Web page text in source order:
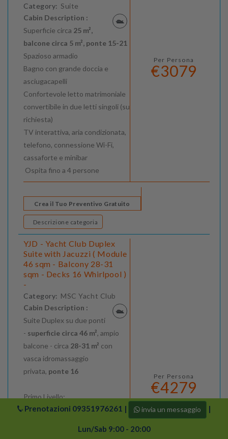
Category: Suite
Cabin Description :
Superficie circa 25 m²,
balcone circa 5 m², ponte 15-21
Spazioso armadio
Bagno con grande doccia e
asciugacapelli
Confortevole letto matrimoniale
convertibile in due letti singoli (su
richiesta)
TV interattiva, aria condizionata,
telefono, connessione Wi-Fi,
cassaforte e minibar
Ospita fino a 4 persone
Per Persona
€3079
Crea il Tuo Preventivo Gratuito
Descrizione categoria
YJD - Yacht Club Duplex
Suite with Jacuzzi ( Module
46 sqm - Balcony 28-31
sqm - Decks 16 Whirlpool )
-
Category: MSC Yacht Club
Cabin Description :
Suite Duplex su due ponti
- superficie circa 46 m², ampio
balcone - circa 28-31 m² con
vasca idromassaggio
privata, ponte 16
Primo Livello:
Area pranzo/area soggiorno
Per Persona
€4279
Prenotazioni 09351976261 | invia un messaggio |
Lun/Sab 9:00 - 20:00